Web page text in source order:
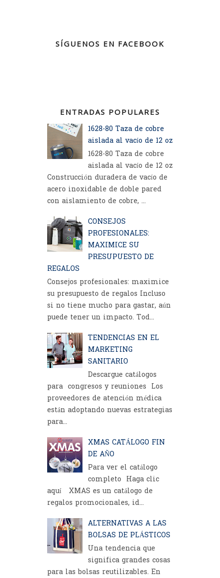
SÍGUENOS EN FACEBOOK
ENTRADAS POPULARES
1628-80 Taza de cobre
aislada al vacío de 12 oz
1628-80 Taza de cobre
aislada al vacío de 12 oz
Construcción duradera de vacío de
acero inoxidable de doble pared
con aislamiento de cobre, ...
CONSEJOS
PROFESIONALES:
MAXIMICE SU
PRESUPUESTO DE
REGALOS
Consejos profesionales: maximice
su presupuesto de regalos Incluso
si no tiene mucho para gastar, aún
puede tener un impacto. Tod...
TENDENCIAS EN EL
MARKETING
SANITARIO
Descargue catálogos
para congresos y reuniones Los
proveedores de atención médica
están adoptando nuevas estrategias
para...
XMAS CATÁLOGO FIN
DE AÑO
Para ver el catálogo
completo Haga clic
aquí XMAS es un catálogo de
regalos promocionales, id...
ALTERNATIVAS A LAS
BOLSAS DE PLÁSTICOS
Una tendencia que
significa grandes cosas
para las bolsas reutilizables. En